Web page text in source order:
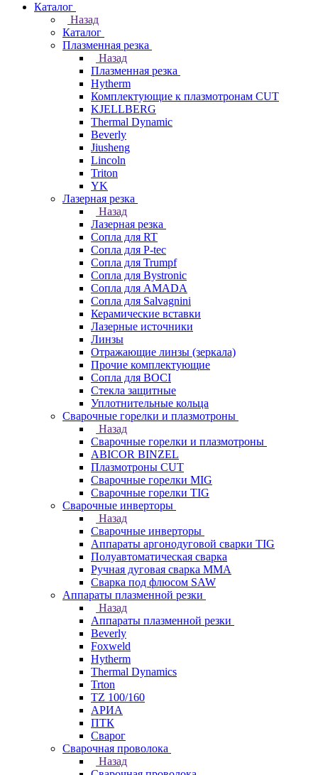
Каталог
Назад
Каталог
Плазменная резка
Назад
Плазменная резка
Hytherm
Комплектующие к плазмотронам CUT
KJELLBERG
Thermal Dynamic
Beverly
Jiusheng
Lincoln
Triton
YK
Лазерная резка
Назад
Лазерная резка
Сопла для RT
Сопла для P-tec
Сопла для Trumpf
Сопла для Bystronic
Сопла для AMADA
Сопла для Salvagnini
Керамические вставки
Лазерные источники
Линзы
Отражающие линзы (зеркала)
Прочие комплектующие
Сопла для BOCI
Стекла защитные
Уплотнительные кольца
Сварочные горелки и плазмотроны
Назад
Сварочные горелки и плазмотроны
ABICOR BINZEL
Плазмотроны CUT
Сварочные горелки MIG
Сварочные горелки TIG
Сварочные инверторы
Назад
Сварочные инверторы
Аппараты аргонодуговой сварки TIG
Полуавтоматическая сварка
Ручная дуговая сварка MMA
Сварка под флюсом SAW
Аппараты плазменной резки
Назад
Аппараты плазменной резки
Beverly
Foxweld
Hytherm
Thermal Dynamics
Trton
TZ 100/160
АРИА
ПТК
Сварог
Сварочная проволока
Назад